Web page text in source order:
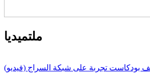
ملتميديا
بودكاست تجربة على شبكة السراج (فيديو)